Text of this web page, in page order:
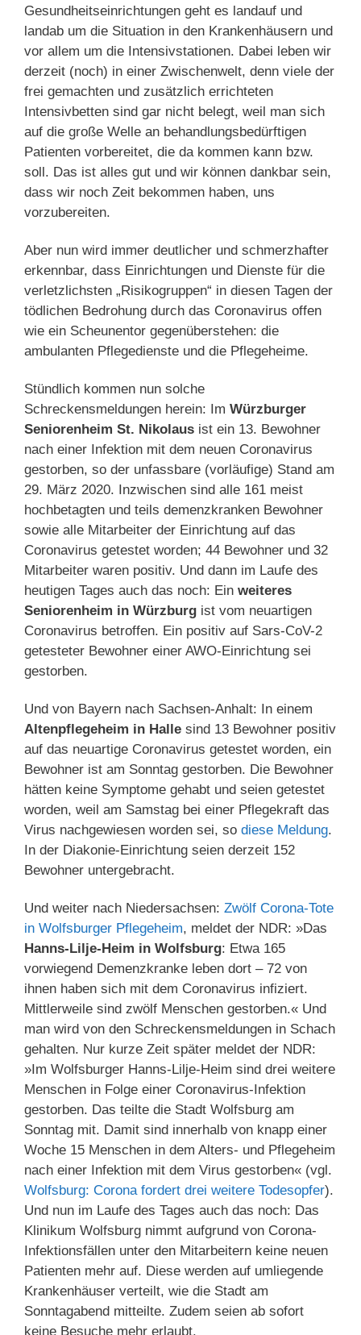
Gesundheitseinrichtungen geht es landauf und
landab um die Situation in den Krankenhäusern und
vor allem um die Intensivstationen. Dabei leben wir
derzeit (noch) in einer Zwischenwelt, denn viele der
frei gemachten und zusätzlich errichteten
Intensivbetten sind gar nicht belegt, weil man sich
auf die große Welle an behandlungsbedürftigen
Patienten vorbereitet, die da kommen kann bzw.
soll. Das ist alles gut und wir können dankbar sein,
dass wir noch Zeit bekommen haben, uns
vorzubereiten.
Aber nun wird immer deutlicher und schmerzhafter
erkennbar, dass Einrichtungen und Dienste für die
verletzlichsten „Risikogruppen“ in diesen Tagen der
tödlichen Bedrohung durch das Coronavirus offen
wie ein Scheunentor gegenüberstehen: die
ambulanten Pflegedienste und die Pflegeheime.
Stündlich kommen nun solche
Schreckensmeldungen herein: Im Würzburger
Seniorenheim St. Nikolaus ist ein 13. Bewohner
nach einer Infektion mit dem neuen Coronavirus
gestorben, so der unfassbare (vorläufige) Stand am
29. März 2020. Inzwischen sind alle 161 meist
hochbetagten und teils demenzkranken Bewohner
sowie alle Mitarbeiter der Einrichtung auf das
Coronavirus getestet worden; 44 Bewohner und 32
Mitarbeiter waren positiv. Und dann im Laufe des
heutigen Tages auch das noch: Ein weiteres
Seniorenheim in Würzburg ist vom neuartigen
Coronavirus betroffen. Ein positiv auf Sars-CoV-2
getesteter Bewohner einer AWO-Einrichtung sei
gestorben.
Und von Bayern nach Sachsen-Anhalt: In einem
Altenpflegeheim in Halle sind 13 Bewohner positiv
auf das neuartige Coronavirus getestet worden, ein
Bewohner ist am Sonntag gestorben. Die Bewohner
hätten keine Symptome gehabt und seien getestet
worden, weil am Samstag bei einer Pflegekraft das
Virus nachgewiesen worden sei, so diese Meldung.
In der Diakonie-Einrichtung seien derzeit 152
Bewohner untergebracht.
Und weiter nach Niedersachsen: Zwölf Corona-Tote
in Wolfsburger Pflegeheim, meldet der NDR: »Das
Hanns-Lilje-Heim in Wolfsburg: Etwa 165
vorwiegend Demenzkranke leben dort – 72 von
ihnen haben sich mit dem Coronavirus infiziert.
Mittlerweile sind zwölf Menschen gestorben.« Und
man wird von den Schreckensmeldungen in Schach
gehalten. Nur kurze Zeit später meldet der NDR:
»Im Wolfsburger Hanns-Lilje-Heim sind drei weitere
Menschen in Folge einer Coronavirus-Infektion
gestorben. Das teilte die Stadt Wolfsburg am
Sonntag mit. Damit sind innerhalb von knapp einer
Woche 15 Menschen in dem Alters- und Pflegeheim
nach einer Infektion mit dem Virus gestorben« (vgl.
Wolfsburg: Corona fordert drei weitere Todesopfer).
Und nun im Laufe des Tages auch das noch: Das
Klinikum Wolfsburg nimmt aufgrund von Corona-
Infektionsfällen unter den Mitarbeitern keine neuen
Patienten mehr auf. Diese werden auf umliegende
Krankenhäuser verteilt, wie die Stadt am
Sonntagabend mitteilte. Zudem seien ab sofort
keine Besuche mehr erlaubt.